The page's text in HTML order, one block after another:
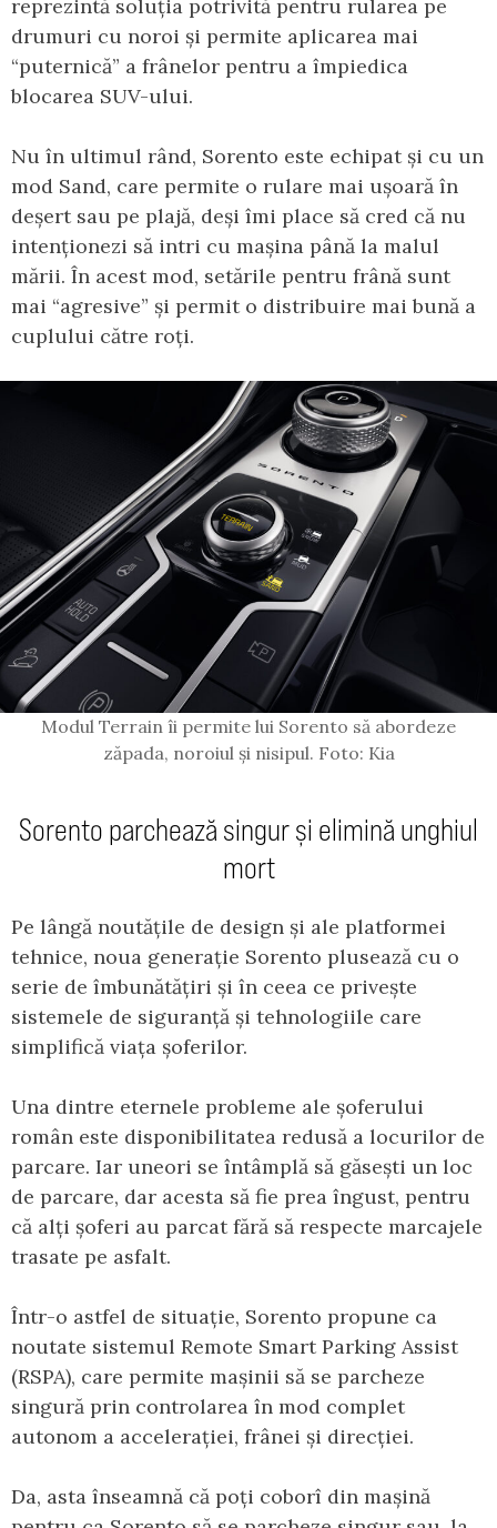
reprezintă soluția potrivită pentru rularea pe
drumuri cu noroi și permite aplicarea mai
“puternică” a frânelor pentru a împiedica
blocarea SUV-ului.
Nu în ultimul rând, Sorento este echipat și cu un
mod Sand, care permite o rulare mai ușoară în
deșert sau pe plajă, deși îmi place să cred că nu
intenționezi să intri cu mașina până la malul
mării. În acest mod, setările pentru frână sunt
mai “agresive” și permit o distribuire mai bună a
cuplului către roți.
Modul Terrain îi permite lui Sorento să abordeze
zăpada, noroiul și nisipul. Foto: Kia
Sorento parchează singur și elimină unghiul
mort
Pe lângă noutățile de design și ale platformei
tehnice, noua generație Sorento plusează cu o
serie de îmbunătățiri și în ceea ce privește
sistemele de siguranță și tehnologiile care
simplifică viața șoferilor.
Una dintre eternele probleme ale șoferului
român este disponibilitatea redusă a locurilor de
parcare. Iar uneori se întâmplă să găsești un loc
de parcare, dar acesta să fie prea îngust, pentru
că alți șoferi au parcat fără să respecte marcajele
trasate pe asfalt.
Într-o astfel de situație, Sorento propune ca
noutate sistemul Remote Smart Parking Assist
(RSPA), care permite mașinii să se parcheze
singură prin controlarea în mod complet
autonom a accelerației, frânei și direcției.
Da, asta înseamnă că poți coborî din mașină